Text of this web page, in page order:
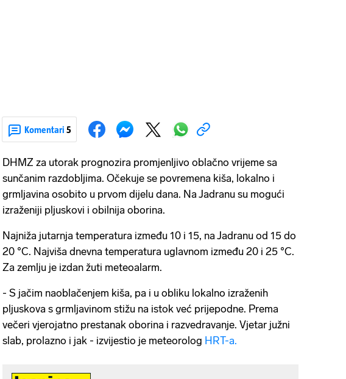
Komentari 5
DHMZ za utorak prognozira promjenljivo oblačno vrijeme sa
sunčanim razdobljima. Očekuje se povremena kiša, lokalno i
grmljavina osobito u prvom dijelu dana. Na Jadranu su mogući
izraženiji pljuskovi i obilnija oborina.
Najniža jutarnja temperatura između 10 i 15, na Jadranu od 15 do
20 °C. Najviša dnevna temperatura uglavnom između 20 i 25 °C.
Za zemlju je izdan žuti meteoalarm.
- S jačim naoblačenjem kiša, pa i u obliku lokalno izraženih
pljuskova s grmljavinom stižu na istok već prijepodne. Prema
večeri vjerojatno prestanak oborina i razvedravanje. Vjetar južni
slab, prolazno i jak - izvijestio je meteorolog HRT-a.